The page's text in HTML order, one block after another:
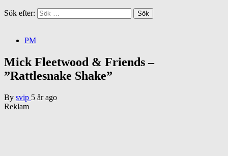
Sök efter:
PM
Mick Fleetwood & Friends –
”Rattlesnake Shake”
By svip 5 år ago
Reklam